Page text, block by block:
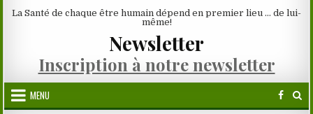
La Santé de chaque être humain dépend en premier lieu … de lui-
même!
Newsletter
Inscription à notre newsletter
MENU